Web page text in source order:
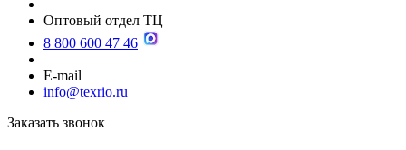
Оптовый отдел ТЦ
8 800 600 47 46
E-mail
info@texrio.ru
Заказать звонок